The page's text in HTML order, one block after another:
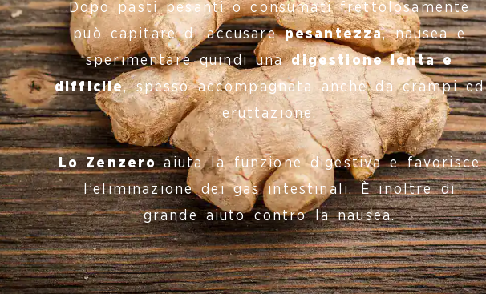
Dopo pasti pesanti o consumati frettolosamente
può capitare di accusarepesantezza, nausea e
sperimentare quindi unadigestione lenta e
difficile, spesso accompagnata anche da crampi ed
eruttazione.
Lo Zenzeroaiuta la funzione digestiva e favorisce
l’eliminazione dei gas intestinali. È inoltre di
grande aiuto contro la nausea.